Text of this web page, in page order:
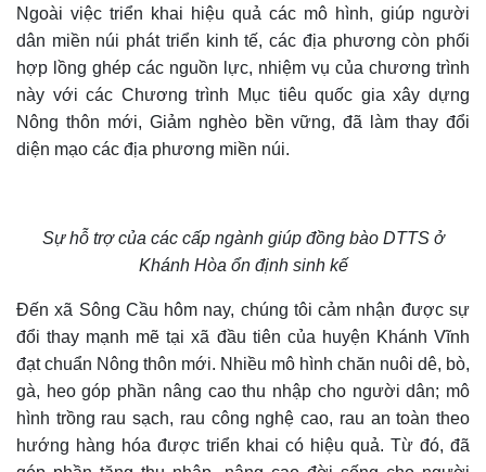
Ngoài việc triển khai hiệu quả các mô hình, giúp người
dân miền núi phát triển kinh tế, các địa phương còn phối
hợp lồng ghép các nguồn lực, nhiệm vụ của chương trình
này với các Chương trình Mục tiêu quốc gia xây dựng
Nông thôn mới, Giảm nghèo bền vững, đã làm thay đổi
diện mạo các địa phương miền núi.
Sự hỗ trợ của các cấp ngành giúp đồng bào DTTS ở
Khánh Hòa ổn định sinh kế
Đến xã Sông Cầu hôm nay, chúng tôi cảm nhận được sự
đổi thay mạnh mẽ tại xã đầu tiên của huyện Khánh Vĩnh
đạt chuẩn Nông thôn mới. Nhiều mô hình chăn nuôi dê, bò,
gà, heo góp phần nâng cao thu nhập cho người dân; mô
hình trồng rau sạch, rau công nghệ cao, rau an toàn theo
hướng hàng hóa được triển khai có hiệu quả. Từ đó, đã